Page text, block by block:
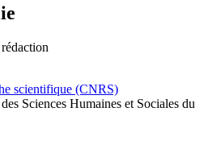
Sciences Humaines et Sociales du